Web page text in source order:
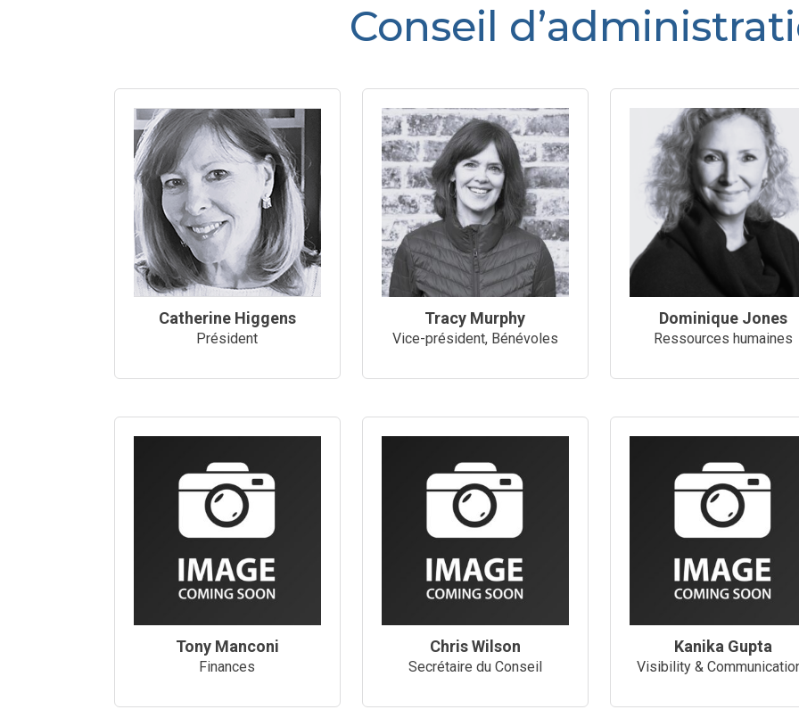
Conseil
Catherine Higgens
Président
Tracy Murphy
Vice-président, Bénévoles
Dominique Jones
Ressources humaines
Tony Manconi
Finances
Chris Wilson
Secrétaire du Conseil
Kanika Gupta
Visibility &